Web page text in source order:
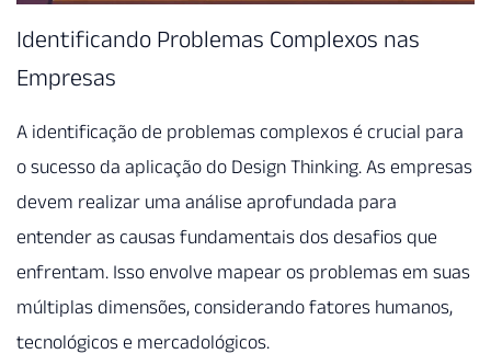
Identificando Problemas Complexos nas
Empresas
A identificação de problemas complexos é crucial para
o sucesso da aplicação do Design Thinking. As empresas
devem realizar uma análise aprofundada para
entender as causas fundamentais dos desafios que
enfrentam. Isso envolve mapear os problemas em suas
múltiplas dimensões, considerando fatores humanos,
tecnológicos e mercadológicos.